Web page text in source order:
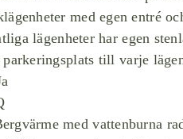
med egen entré
lägenheter har egen
parkeringsplats till varje
med vattenburna